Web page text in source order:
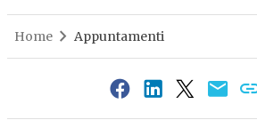
Home Appuntamenti